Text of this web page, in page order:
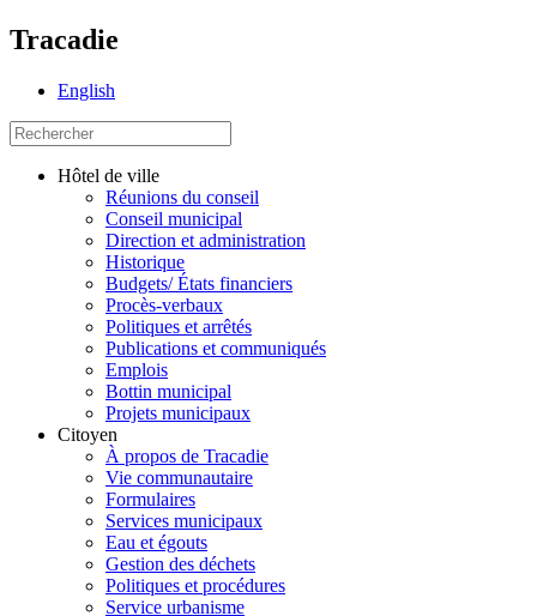
Tracadie
English
Hôtel de ville
Réunions du conseil
Conseil municipal
Direction et administration
Historique
Budgets/ États financiers
Procès-verbaux
Politiques et arrêtés
Publications et communiqués
Emplois
Bottin municipal
Projets municipaux
Citoyen
À propos de Tracadie
Vie communautaire
Formulaires
Services municipaux
Eau et égouts
Gestion des déchets
Politiques et procédures
Service urbanisme